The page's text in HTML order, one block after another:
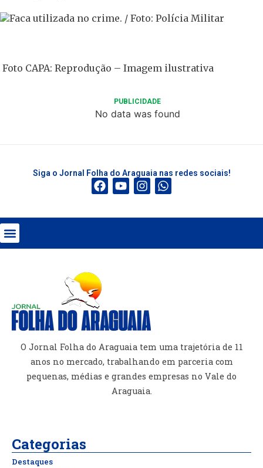
Faca utilizada no crime. / Foto: Polícia Militar
Foto CAPA: Reprodução – Imagem ilustrativa
PUBLICIDADE
No data was found
Siga o Jornal Folha do Araguaia nas redes sociais!
O Jornal Folha do Araguaia tem uma trajetória de 11
anos no mercado, trabalhando em parceria com
pequenas, médias e grandes empresas no Vale do
Araguaia.
Categorias
Destaques